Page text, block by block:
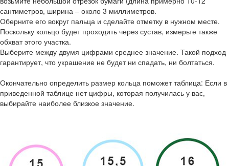
сантиметров, ширина – около 3 миллиметров.
Оберните его вокруг пальца и сделайте отметку в нужном месте.
Поскольку кольцо будет проходить через сустав, измерьте также
обхват этого участка.
Выберите между двумя цифрами среднее значение. Такой подход
гарантирует, что украшение не будет ни спадать, ни болтаться.
Окончательно определить размер кольца поможет таблица: Если в
приведенной таблице нет цифры, которая получилась у вас,
выбирайте наиболее близкое значение.